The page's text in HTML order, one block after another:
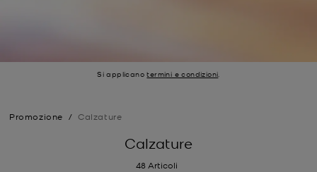
Si applicanotermini e condizioni.
Promozione / Calzature
Calzature
48 Articoli